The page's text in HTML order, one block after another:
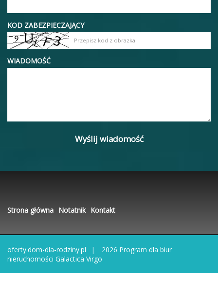
KOD ZABEZPIECZAJĄCY
WIADOMOŚĆ
Strona główna Notatnik Kontakt
oferty.dom-dla-rodziny.pl 2026 Program dla biur
nieruchomości Galactica Virgo